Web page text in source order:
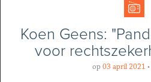
Koen Geens:
voor
op03 april 2021 •